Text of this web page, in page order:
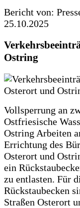
Bericht von:
25.10.2025
Ostring
Vollsperrung an
Ostfriesische
Ostring Arbeiten
Errichtung des
Osterort und
ein
zu entlasten. Für
Rückstaubecken
Straßen Osterort